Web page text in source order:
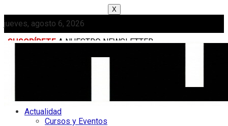
X
jueves, agosto 6, 2026
SUSCRÍBETE A NUESTRO NEWSLETTER
Actualidad
Cursos y Eventos